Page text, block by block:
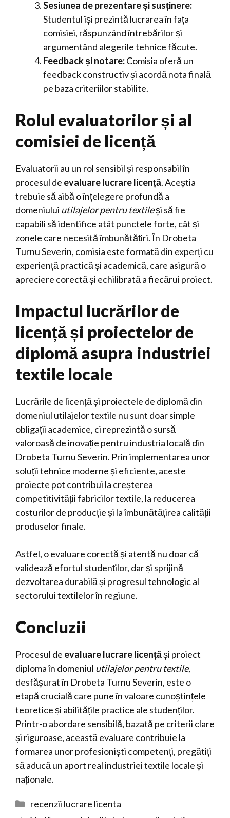
Sesiunea de prezentare și susținere:
Studentul își prezintă lucrarea în fața
comisiei, răspunzând întrebărilor și
argumentând alegerile tehnice făcute.
Feedback și notare:Comisia oferă un
feedback constructiv și acordă nota finală
pe baza criteriilor stabilite.
Rolul evaluatorilor și al
comisiei de licență
Evaluatorii au un rol sensibil și responsabil în
procesul de evaluare lucrare licență. Aceștia
trebuie să aibă o înțelegere profundă a
domeniului utilajelor pentru textileși să fie
capabili să identifice atât punctele forte, cât și
zonele care necesită îmbunătățiri. În Drobeta
Turnu Severin, comisia este formată din experți cu
experiență practică și academică, care asigură o
apreciere corectă și echilibrată a fiecărui proiect.
Impactul lucrărilor de
licență și proiectelor de
diplomă asupra industriei
textile locale
Lucrările de licență și proiectele de diplomă din
domeniul utilajelor textile nu sunt doar simple
obligații academice, ci reprezintă o sursă
valoroasă de inovație pentru industria locală din
Drobeta Turnu Severin. Prin implementarea unor
soluții tehnice moderne și eficiente, aceste
proiecte pot contribui la creșterea
competitivității fabricilor textile, la reducerea
costurilor de producție și la îmbunătățirea calității
produselor finale.
Astfel, o evaluare corectă și atentă nu doar că
validează efortul studenților, dar și sprijină
dezvoltarea durabilă și progresul tehnologic al
sectorului textilelor în regiune.
Concluzii
Procesul de evaluare lucrare licențăși proiect
diploma în domeniul utilajelor pentru textile,
desfășurat în Drobeta Turnu Severin, este o
etapă crucială care pune în valoare cunoștințele
teoretice și abilitățile practice ale studenților.
Printr-o abordare sensibilă, bazată pe criterii clare
și riguroase, această evaluare contribuie la
formarea unor profesioniști competenți, pregătiți
să aducă un aport real industriei textile locale și
naționale.
Categorii
recenzii lucrare licenta